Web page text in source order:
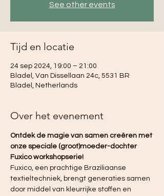
See other events
Tijd en locatie
24 sep 2024, 19:00 – 21:00
Bladel, Van Dissellaan 24c, 5531 BR
Bladel, Netherlands
Over het evenement
Ontdek de magie van samen creëren met
onze speciale (groot)moeder-dochter
Fuxico workshopserie!
Fuxico, een prachtige Braziliaanse
textieltechniek, brengt generaties samen
door middel van kleurrijke stoffen en